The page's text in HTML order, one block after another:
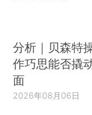
分析｜贝森特
作巧思能否撬
面
2026年08月06日